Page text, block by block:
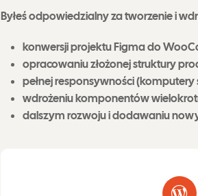
Byłeś odpowiedzialny za tworzenie i
konwersji projektu Figma do
opracowaniu złożonej struktury
pełnej responsywności
wdrożeniu komponentów
dalszym rozwoju i dodawaniu